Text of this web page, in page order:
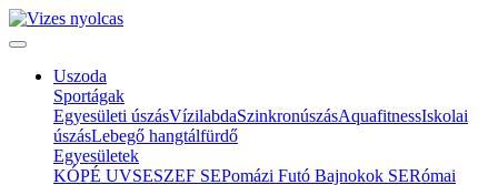
Uszoda
Sportágak
Egyesületi úszásVízilabdaSzinkronúszásAquafitnessIskolai
úszásLebegő hangtálfürdő
Egyesületek
KÓPÉ UVSESZEF SEPomázi Futó Bajnokok SERómai